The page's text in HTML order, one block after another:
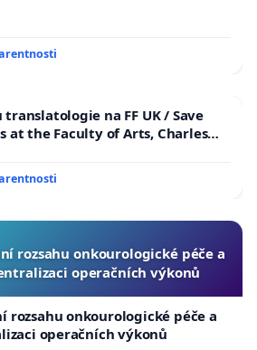
na FF UK / Save
at the Faculty of Arts, Charles
rozsahu onkourologické péče a
operačních výkonů
rozsahu onkourologické péče a
operačních výkonů